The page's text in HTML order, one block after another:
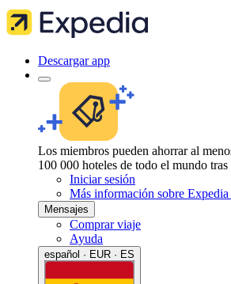
Descargar app
Los miembros pueden ahorrar al
100 000 hoteles de todo el mundo
Iniciar sesión
Más información sobre
Mensajes
Comprar viaje
Ayuda
español · EUR · ES